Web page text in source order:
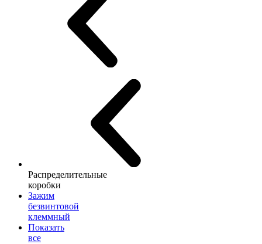
Распределительные
коробки
Зажим
безвинтовой
клеммный
Показать
все